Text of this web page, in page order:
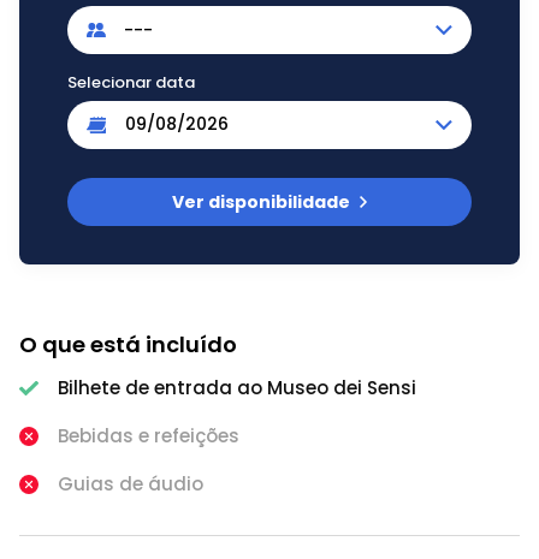
---
Selecionar data
Ver disponibilidade
O que está incluído
Bilhete de entrada ao Museo dei Sensi
Bebidas e refeições
Guias de áudio